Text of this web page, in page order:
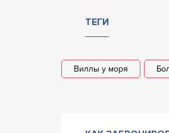
ТЕГИ
Виллы у моря